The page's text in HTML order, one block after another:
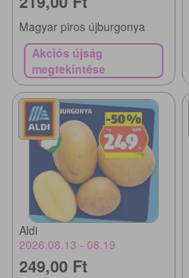
Magyar piros újburgonya
Akciós újság
megtekintése
Aldi
2026.08.13 - 08.19
249,00 Ft